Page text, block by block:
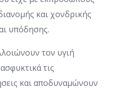
και χονδρικής
υπόδησης.
τον υγιή
τις
και αποδυναμώνουν